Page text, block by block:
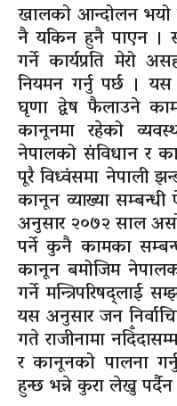
खालको आन्दोलन भयो
नै यकिन हुनै पाएन ।
गर्ने कार्यप्रति
नियमन गर्नु पर्छ ।
घृणा द्वेष फैलाउने
कानूनमा रहेको
नेपालको संविधान र
पूरै विध्वंसमा नेपाली
कानून व्याख्या
अनुसार २०७२ साल
पर्ने कुनै कामका
कानून बमोजिम
गर्ने मन्त्रिपरिषद्लाई
यस अनुसार जन
गते राजीनामा
र कानूनको पालना
हुन्छ भन्ने कुरा लेख्नु पर्दैन